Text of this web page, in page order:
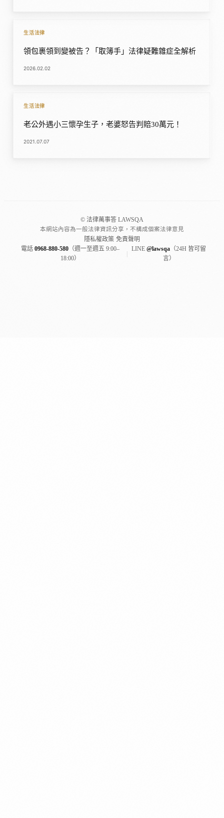
生活法律
領包裹領到變被告？「取簿手」法律疑難雜症全解析
2026.02.02
生活法律
老公外遇小三懷孕生子，老婆怒告判賠30萬元！
2021.07.07
© 法律萬事答 LAWSQA
本網站內容為一般法律資訊分享，不構成個案法律意見
隱私權政策·免責聲明
電話0968-880-580 （週一至週五 9:00–
18:00）
|
LINE@lawsqa （24H 皆可留
言）